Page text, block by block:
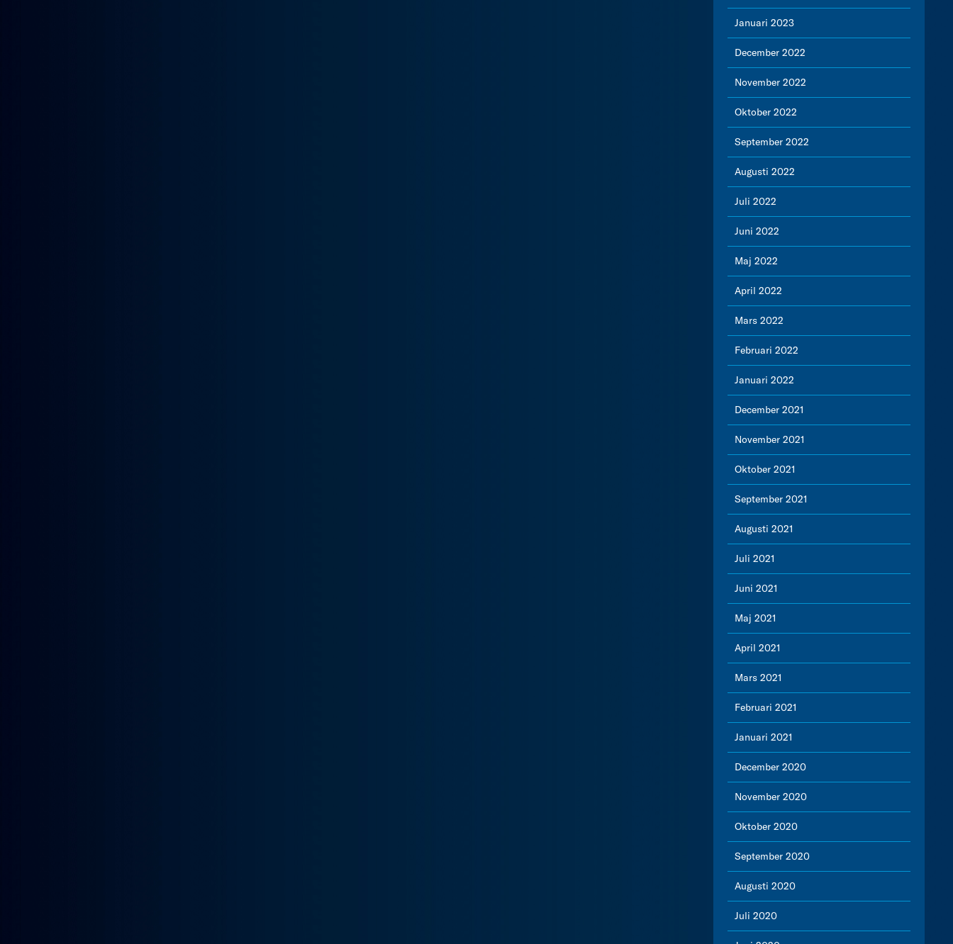
Januari 2023
December 2022
November 2022
Oktober 2022
September 2022
Augusti 2022
Juli 2022
Juni 2022
Maj 2022
April 2022
Mars 2022
Februari 2022
Januari 2022
December 2021
November 2021
Oktober 2021
September 2021
Augusti 2021
Juli 2021
Juni 2021
Maj 2021
April 2021
Mars 2021
Februari 2021
Januari 2021
December 2020
November 2020
Oktober 2020
September 2020
Augusti 2020
Juli 2020